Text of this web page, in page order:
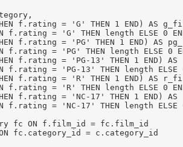
f.rating = 'G' THEN 1 END) AS
f.rating = 'G' THEN length ELSE 0
f.rating = 'PG' THEN 1 END) AS
f.rating = 'PG' THEN length ELSE 0
f.rating = 'PG-13' THEN 1 END) AS
f.rating = 'PG-13' THEN length
f.rating = 'R' THEN 1 END) AS
f.rating = 'R' THEN length ELSE 0
f.rating = 'NC-17' THEN 1 END) AS
f.rating = 'NC-17' THEN length
fc ON f.film_id = fc.film_id
fc.category_id = c.category_id